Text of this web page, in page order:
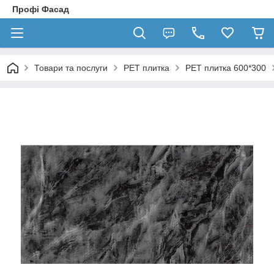
Профі Фасад
Товари та послуги PET плитка PET плитка 600*300